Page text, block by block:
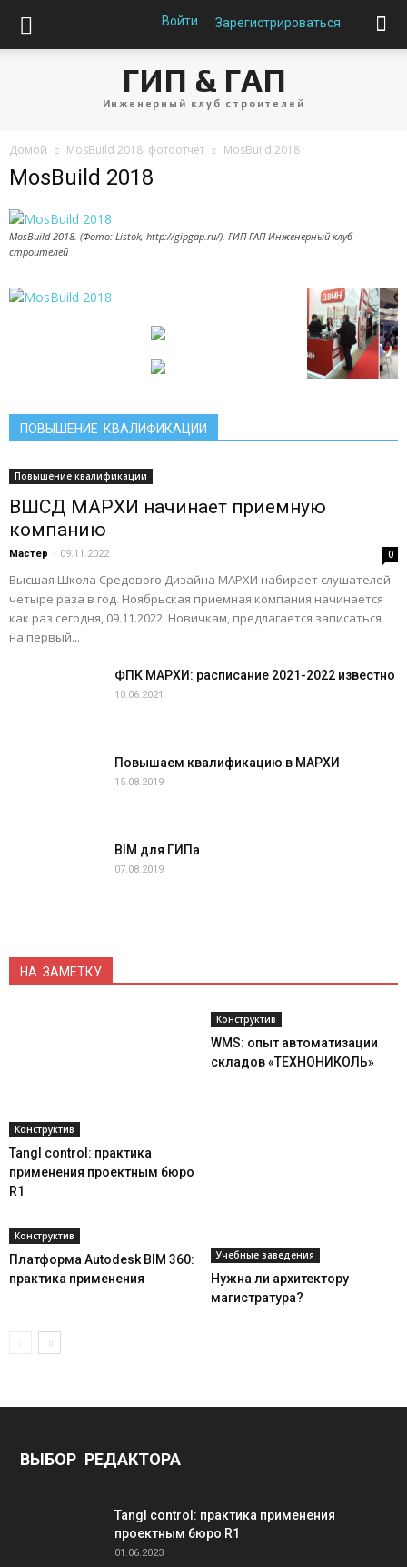
Войти Зарегистрироваться
ГИП & ГАП
Инженерный клуб строителей
Домой MosBuild 2018: фотоотчет MosBuild 2018
MosBuild 2018
MosBuild 2018. (Фото: Listok, http://gipgap.ru/). ГИП ГАП Инженерный клуб
строителей
ПОВЫШЕНИЕ КВАЛИФИКАЦИИ
Повышение квалификации
ВШСД МАРХИ начинает приемную
компанию
Мастер - 09.11.2022 0
Высшая Школа Средового Дизайна МАРХИ набирает слушателей
четыре раза в год. Ноябрьская приемная компания начинается
как раз сегодня, 09.11.2022. Новичкам, предлагается записаться
на первый...
ФПК МАРХИ: расписание 2021-2022 известно
10.06.2021
Повышаем квалификацию в МАРХИ
15.08.2019
BIM для ГИПа
07.08.2019
НА ЗАМЕТКУ
Конструктив
Tangl control: практика
применения проектным бюро
R1
Конструктив
WMS: опыт автоматизации
складов «ТЕХНОНИКОЛЬ»
Конструктив
Платформа Autodesk BIM 360:
практика применения
Учебные заведения
Нужна ли архитектору
магистратура?
ВЫБОР РЕДАКТОРА
Tangl control: практика применения
проектным бюро R1
01.06.2023